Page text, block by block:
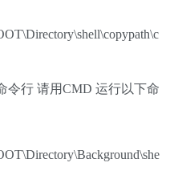
令行 请用CMD 运行以下命